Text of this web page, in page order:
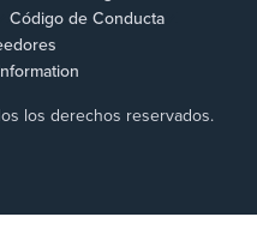
Código de Conducta
los derechos reservados.